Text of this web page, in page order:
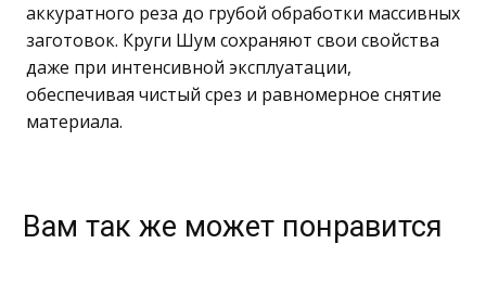
аккуратного реза до грубой обработки массивных
заготовок. Круги Шум сохраняют свои свойства
даже при интенсивной эксплуатации,
обеспечивая чистый срез и равномерное снятие
материала.
Вам так же может понравится